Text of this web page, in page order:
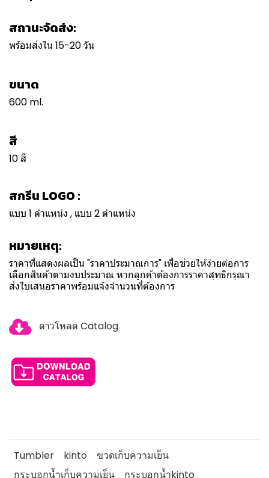
สถานะจัดส่ง:
พร้อมส่งใน 15-20 วัน
ขนาด
600 ml.
สี
10 สี
สกรีน LOGO :
แบบ 1 ตำแหน่ง , แบบ 2 ตำแหน่ง
หมายเหตุ:
ราคาที่แสดงผลเป็น "ราคาประมาณการ" เพื่อช่วยให้ง่ายต่อการ
เลือกสินค้าตามงบประมาณ หากลูกค้าต้องการราคาสุทธิกรุณา
ส่งใบเสนอราคาพร้อมแจ้งจำนวนที่ต้องการ
ดาวโหลด Catalog
Tumbler kinto
ขวดเก็บความเย็น
กระบอกน้ำเก็บความเย็น
กระบอกน้ำkinto